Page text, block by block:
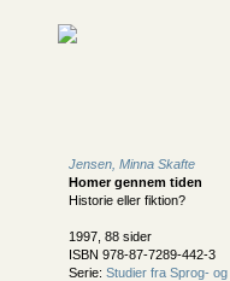
Jensen, Minna Skafte
Homer gennem tiden
Historie eller fiktion?
1997, 88 sider
ISBN 978-87-7289-442-3
Serie: Studier fra Sprog- og